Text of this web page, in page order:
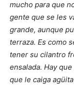
mucho para que
gente que se les
grande, aunque
terraza. Es como
tener su cilantro
ensalada. Hay
que le caiga